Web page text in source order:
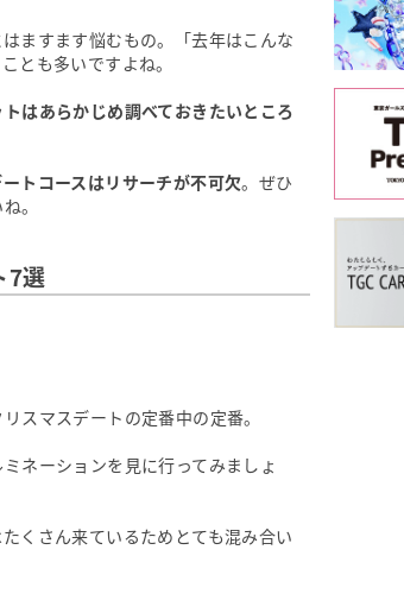
ますます悩むもの。「去年はこんな
とも多いですよね。
はあらかじめ調べておきたいところ
トコースはリサーチが不可欠。ぜひ
。
7選
スマスデートの定番中の定番。
ネーションを見に行ってみましょ
くさん来ているためとても混み合い